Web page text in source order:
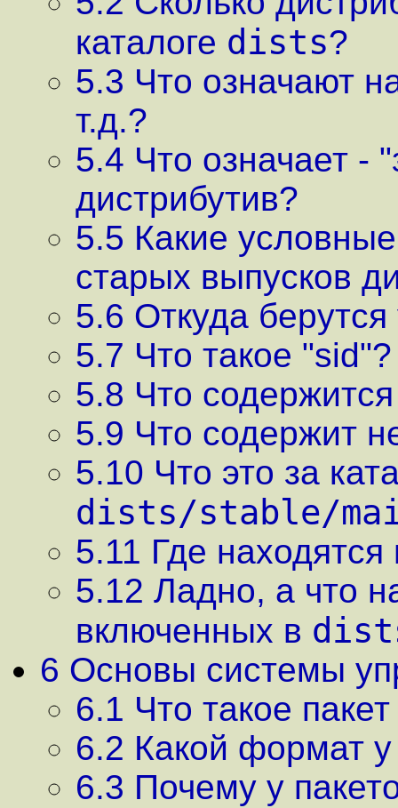
каталоге dists?
5.3 Что означают
т.д.?
5.4 Что означает -
дистрибутив?
5.5 Какие
старых выпусков
5.6 Откуда
5.7 Что такое "sid"?
5.8 Что
5.9 Что содержит
5.10 Что это за
dists/stable/
5.11 Где
5.12 Ладно, а что
включенных в
6 Основы системы
6.1 Что такое
6.2 Какой формат
6.3 Почему у